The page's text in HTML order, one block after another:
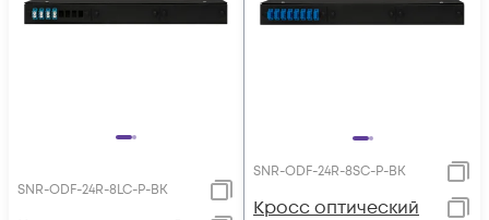
SNR-ODF-24R-8LC-P-BK
SNR-ODF-24R-8SC-P-BK
Кросс оптический